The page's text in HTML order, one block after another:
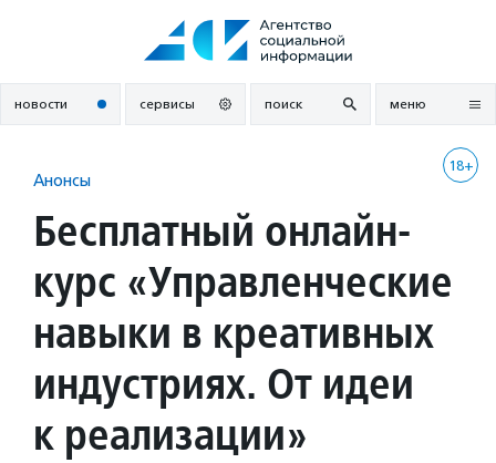
новости сервисы поиск меню
18+
Анонсы
Бесплатный онлайн-
курс «Управленческие
навыки в креативных
индустриях. От идеи
к реализации»